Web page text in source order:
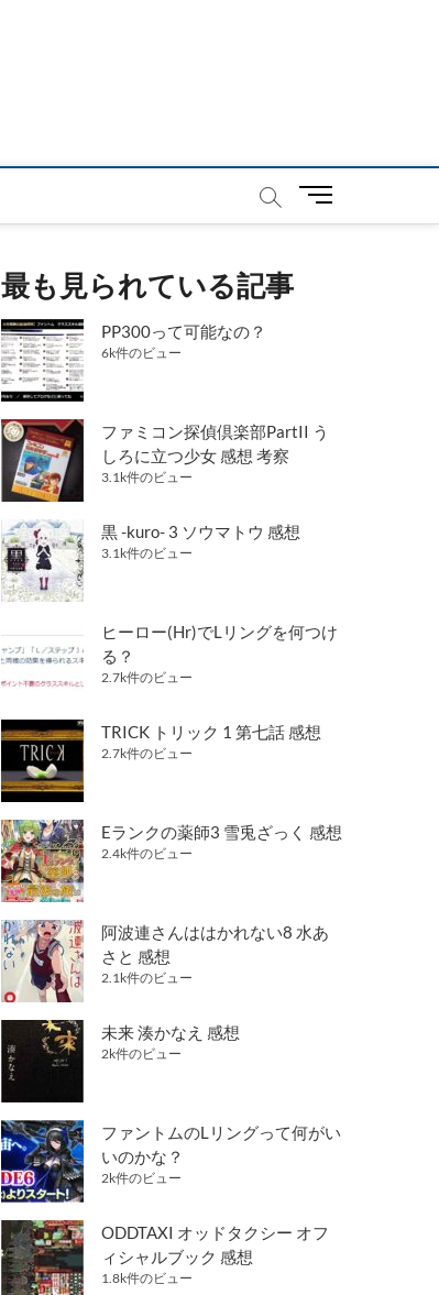
メ
最も見られている記事
PP300って可能なの？
6k件のビュー
ファミコン探偵倶楽部PartII う
しろに立つ少女 感想 考察
3.1k件のビュー
黒 -kuro- 3 ソウマトウ 感想
3.1k件のビュー
ヒーロー(Hr)でLリングを何つけ
る？
2.7k件のビュー
TRICK トリック 1 第七話 感想
2.7k件のビュー
Eランクの薬師3 雪兎ざっく 感想
2.4k件のビュー
阿波連さんははかれない8 水あ
さと 感想
2.1k件のビュー
未来 湊かなえ 感想
2k件のビュー
ファントムのLリングって何がい
いのかな？
2k件のビュー
ODDTAXI オッドタクシー オフ
ィシャルブック 感想
1.8k件のビュー